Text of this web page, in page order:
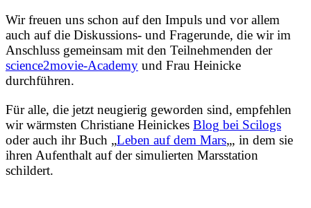
Wir freuen uns schon auf den Impuls und vor allem
auch auf die Diskussions- und Fragerunde, die wir im
Anschluss gemeinsam mit den Teilnehmenden der
science2movie-Academy und Frau Heinicke
durchführen.
Für alle, die jetzt neugierig geworden sind, empfehlen
wir wärmsten Christiane Heinickes Blog bei Scilogs
oder auch ihr Buch „Leben auf dem Mars„, in dem sie
ihren Aufenthalt auf der simulierten Marsstation
schildert.